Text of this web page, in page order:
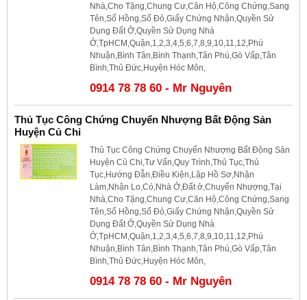
Nhà,Cho Tặng,Chung Cư,Căn Hộ,Công Chứng,Sang
Tên,Sổ Hồng,Sổ Đỏ,Giấy Chứng Nhận,Quyền Sử
Dụng Đất Ở,Quyền Sử Dụng Nhà
Ở,TpHCM,Quận,1,2,3,4,5,6,7,8,9,10,11,12,Phú
Nhuận,Bình Tân,Bình Thạnh,Tân Phú,Gò Vấp,Tân
Bình,Thủ Đức,Huyện Hóc Môn,
0914 78 78 60 - Mr Nguyên
Thủ Tục Công Chứng Chuyển Nhượng Bất Động Sản
Huyện Củ Chi
Thủ Tục Công Chứng Chuyển Nhượng Bất Động Sản
Huyện Củ Chi,Tư Vấn,Quy Trình,Thủ Tục,Thủ
Tục,Hướng Đẫn,Điều Kiện,Lập Hồ Sơ,Nhận
Làm,Nhận Lo,Có,Nhà Ở,Đất ở,Chuyển Nhượng,Tại
Nhà,Cho Tặng,Chung Cư,Căn Hộ,Công Chứng,Sang
Tên,Sổ Hồng,Sổ Đỏ,Giấy Chứng Nhận,Quyền Sử
Dụng Đất Ở,Quyền Sử Dụng Nhà
Ở,TpHCM,Quận,1,2,3,4,5,6,7,8,9,10,11,12,Phú
Nhuận,Bình Tân,Bình Thạnh,Tân Phú,Gò Vấp,Tân
Bình,Thủ Đức,Huyện Hóc Môn,
0914 78 78 60 - Mr Nguyên